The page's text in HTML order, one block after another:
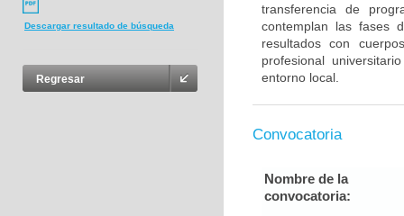
Descargar resultado de búsqueda
Regresar
transferencia de
contemplan las fases
resultados con
profesional
entorno local.
Convocatoria
Nombre de la
convocatoria: